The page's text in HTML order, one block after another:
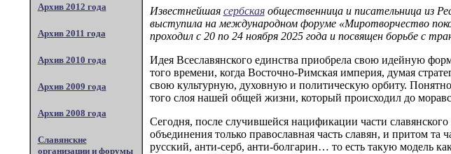
Архив 2012 года
Архив 2011 года
Архив 2010 года
Архив 2009 года
Архив 2008 года
Славянские
организации и форумы
Известнейшая сербскаяобщественница и писательница из
выступила на международном форуме «Миротворчество
проходил с 20 по 24 ноября 2025 года и посвящен борьбе с
Идея Всеславянского единства приобрела свою идейную
того времени, когда Восточно-Римская империя, думая
свою культурную, духовную и политическую орбиту.
того слоя нашей общей жизни, который происходил до
Сегодня, после случившейся нацификации части
объединения только православная часть славян, и притом та
русский, анти-серб, анти-болгарин… то есть такую модель